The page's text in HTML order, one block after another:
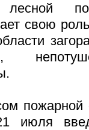
лесной
свою
пожарной
июля